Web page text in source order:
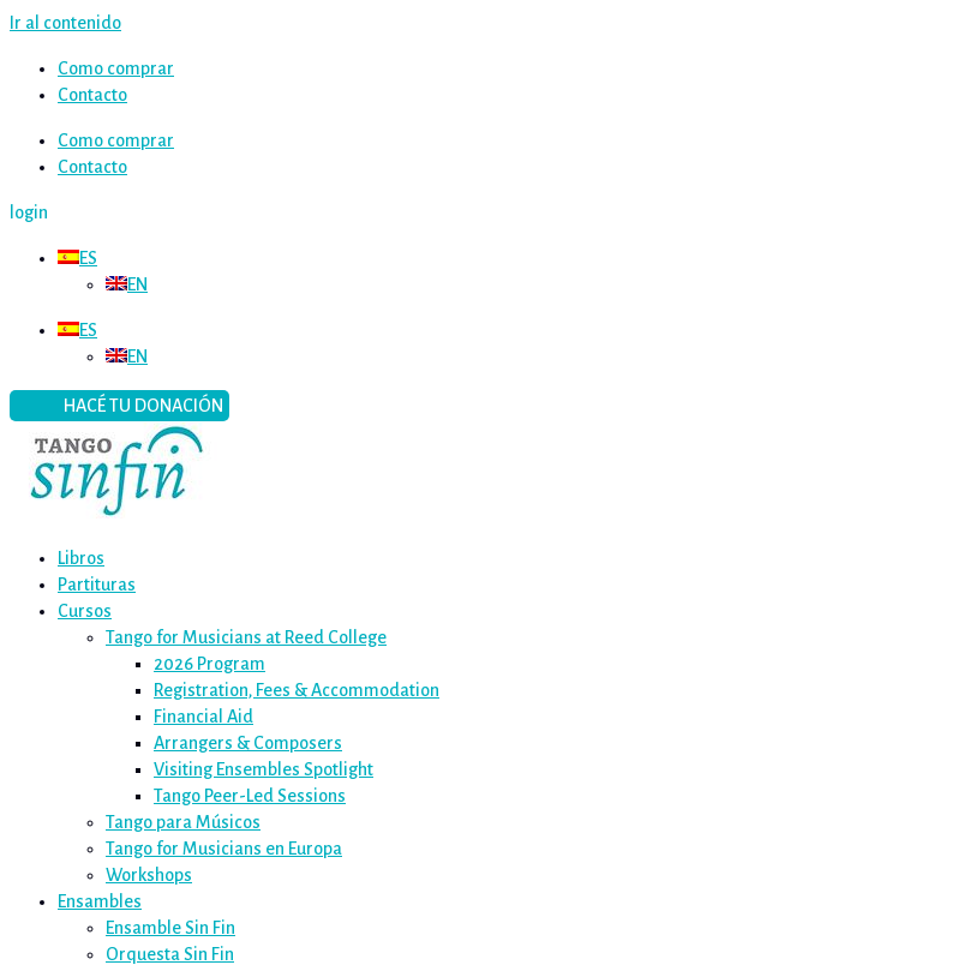
Ir al contenido
Como comprar
Contacto
Como comprar
Contacto
login
ES
EN
ES
EN
HACÉ TU DONACIÓN
Libros
Partituras
Cursos
Tango for Musicians at Reed College
2026 Program
Registration, Fees & Accommodation
Financial Aid
Arrangers & Composers
Visiting Ensembles Spotlight
Tango Peer-Led Sessions
Tango para Músicos
Tango for Musicians en Europa
Workshops
Ensambles
Ensamble Sin Fin
Orquesta Sin Fin